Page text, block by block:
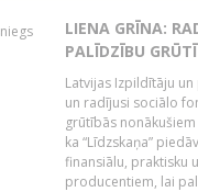
LIENA GRĪNA:
PALĪDZĪBU
Latvijas Izpildītāju
un radījusi sociālo
grūtībās
ka “Līdzskaņa”
finansiālu, praktisku
producentiem, lai